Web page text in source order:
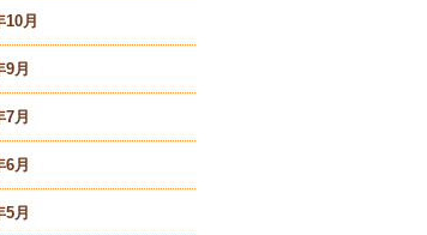
10月
9月
7月
6月
5月